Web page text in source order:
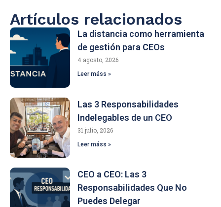
Artículos relacionados
La distancia como herramienta
de gestión para CEOs
4 agosto, 2026
Leer máss »
Las 3 Responsabilidades
Indelegables de un CEO
31 julio, 2026
Leer máss »
CEO a CEO: Las 3
Responsabilidades Que No
Puedes Delegar